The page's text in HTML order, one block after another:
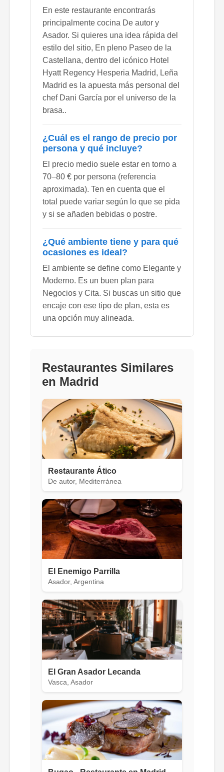
En este restaurante encontrarás
principalmente cocina De autor y
Asador. Si quieres una idea rápida del
estilo del sitio, En pleno Paseo de la
Castellana, dentro del icónico Hotel
Hyatt Regency Hesperia Madrid, Leña
Madrid es la apuesta más personal del
chef Dani García por el universo de la
brasa..
¿Cuál es el rango de precio por
persona y qué incluye?
El precio medio suele estar en torno a
70–80 € por persona (referencia
aproximada). Ten en cuenta que el
total puede variar según lo que se pida
y si se añaden bebidas o postre.
¿Qué ambiente tiene y para qué
ocasiones es ideal?
El ambiente se define como Elegante y
Moderno. Es un buen plan para
Negocios y Cita. Si buscas un sitio que
encaje con ese tipo de plan, esta es
una opción muy alineada.
Restaurantes Similares
en Madrid
Restaurante Ático
De autor, Mediterránea
El Enemigo Parrilla
Asador, Argentina
El Gran Asador Lecanda
Vasca, Asador